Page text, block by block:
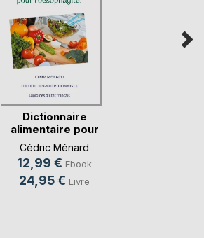
Dictionnaire
alimentaire pour
l'oe(...)
Cédric Ménard
12,99 € Ebook
24,95 € Livre